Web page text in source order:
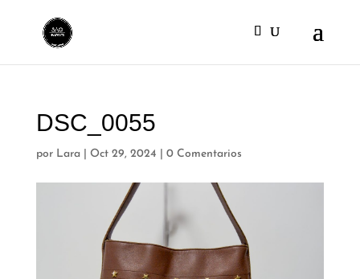
DSC_0055
por Lara| Oct 29, 2024 0 Comentarios